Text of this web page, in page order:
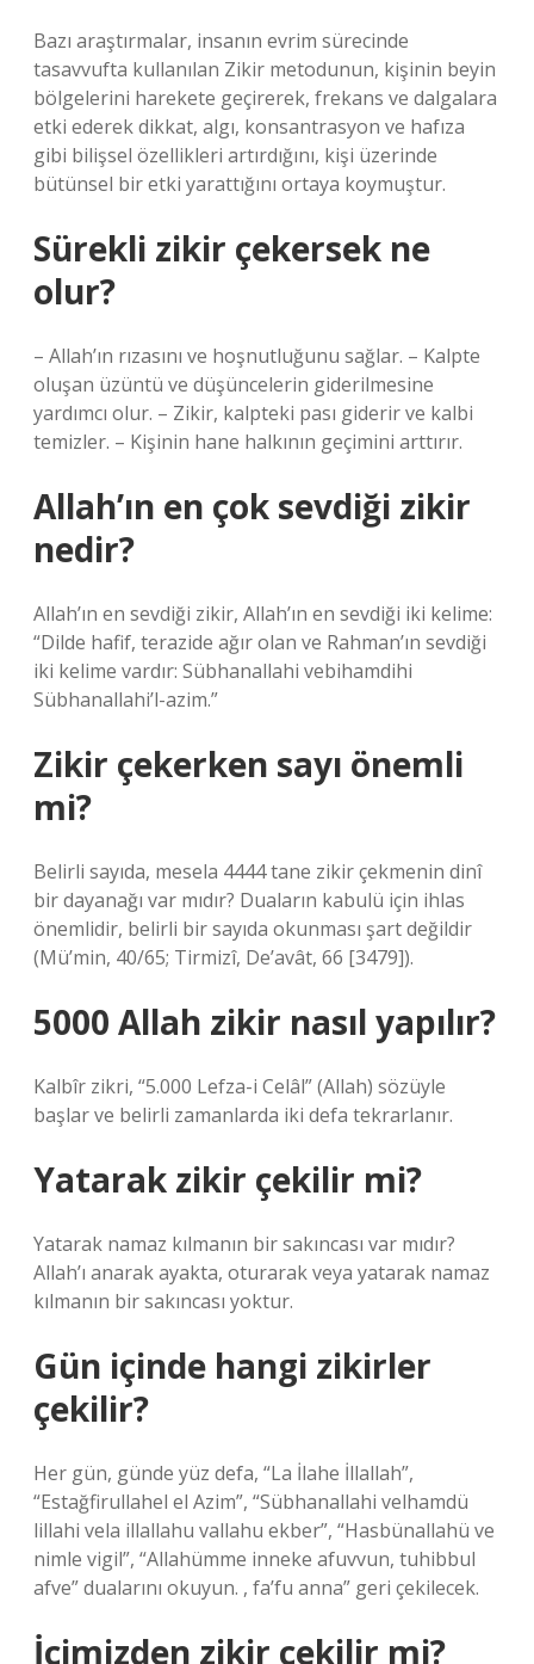
Bazı araştırmalar, insanın evrim sürecinde
tasavvufta kullanılan Zikir metodunun, kişinin beyin
bölgelerini harekete geçirerek, frekans ve dalgalara
etki ederek dikkat, algı, konsantrasyon ve hafıza
gibi bilişsel özellikleri artırdığını, kişi üzerinde
bütünsel bir etki yarattığını ortaya koymuştur.
Sürekli zikir çekersek ne
olur?
– Allah’ın rızasını ve hoşnutluğunu sağlar. – Kalpte
oluşan üzüntü ve düşüncelerin giderilmesine
yardımcı olur. – Zikir, kalpteki pası giderir ve kalbi
temizler. – Kişinin hane halkının geçimini arttırır.
Allah’ın en çok sevdiği zikir
nedir?
Allah’ın en sevdiği zikir, Allah’ın en sevdiği iki kelime:
“Dilde hafif, terazide ağır olan ve Rahman’ın sevdiği
iki kelime vardır: Sübhanallahi vebihamdihi
Sübhanallahi’l-azim.”
Zikir çekerken sayı önemli
mi?
Belirli sayıda, mesela 4444 tane zikir çekmenin dinî
bir dayanağı var mıdır? Duaların kabulü için ihlas
önemlidir, belirli bir sayıda okunması şart değildir
(Mü’min, 40/65; Tirmizî, De’avât, 66 [3479]).
5000 Allah zikir nasıl yapılır?
Kalbîr zikri, “5.000 Lefza-i Celâl” (Allah) sözüyle
başlar ve belirli zamanlarda iki defa tekrarlanır.
Yatarak zikir çekilir mi?
Yatarak namaz kılmanın bir sakıncası var mıdır?
Allah’ı anarak ayakta, oturarak veya yatarak namaz
kılmanın bir sakıncası yoktur.
Gün içinde hangi zikirler
çekilir?
Her gün, günde yüz defa, “La İlahe İllallah”,
“Estağfirullahel el Azim”, “Sübhanallahi velhamdü
lillahi vela illallahu vallahu ekber”, “Hasbünallahü ve
nimle vigil”, “Allahümme inneke afuvvun, tuhibbul
afve” dualarını okuyun. , fa’fu anna” geri çekilecek.
İçimizden zikir çekilir mi?